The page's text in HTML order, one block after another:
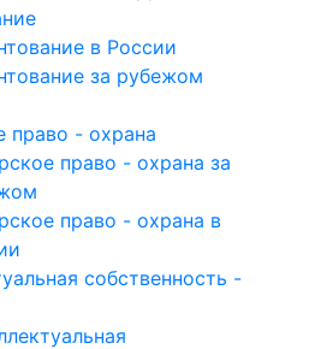
в России
за рубежом
право - охрана
право - охрана за
право - охрана в
собственность -